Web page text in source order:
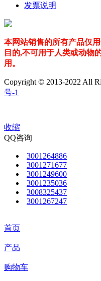
发票说明
本网站销售的所有产品仅
目的,不可用于人类或动物
用。
Copyright © 2013-2022 All
号-1
收缩
QQ咨询
3001264886
3001271677
3001249600
3001235036
3008325437
3001267247
首页
产品
购物车